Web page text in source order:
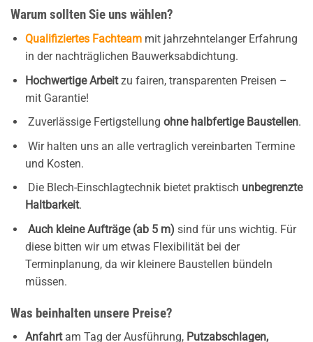
Warum sollten Sie uns wählen?
Qualifiziertes Fachteammit jahrzehntelanger Erfahrung
in der nachträglichen Bauwerksabdichtung.
Hochwertige Arbeitzu fairen, transparenten Preisen –
mit Garantie!
Zuverlässige Fertigstellung ohne halbfertige Baustellen.
Wir halten uns an alle vertraglich vereinbarten Termine
und Kosten.
Die Blech-Einschlagtechnik bietet praktisch unbegrenzte
Haltbarkeit.
Auch kleine Aufträge (ab 5 m) sind für uns wichtig. Für
diese bitten wir um etwas Flexibilität bei der
Terminplanung, da wir kleinere Baustellen bündeln
müssen.
Was beinhalten unsere Preise?
Anfahrtam Tag der Ausführung, Putzabschlagen,